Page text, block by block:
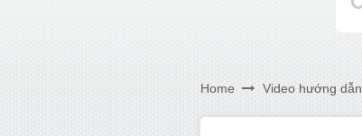
Home Video hướng dẫn